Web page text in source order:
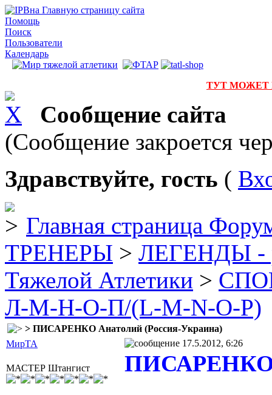
на Главную страницу сайта
Помощь
Поиск
Пользователи
Календарь
ТУТ МОЖЕТ
Сообщение сайта
(Сообщение закроется
Здравствуйте, гость (
Главная страница
ТРЕНЕРЫ > ЛЕГЕНДЫ -
Тяжелой Атлетики >
Л-М-Н-О-П/(L-M-N-O-P)
> ПИСАРЕНКО Анатолий (Россия-Украина)
МирТА
17.5.2012, 6:26
МАСТЕР Штангист ПИСАРЕНКО